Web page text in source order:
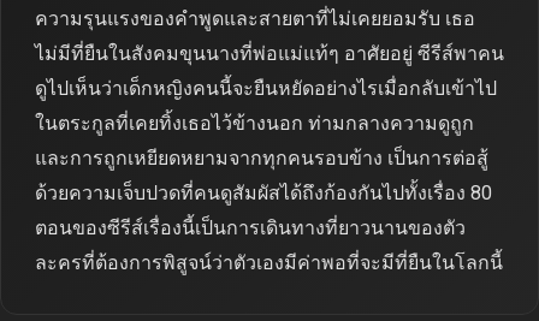
ความรุนแรงของคำพูดและสายตาที่ไม่เคยยอมรับ เธอ
ไม่มีที่ยืนในสังคมขุนนางที่พ่อแม่แท้ๆ อาศัยอยู่ ซีรีส์พาคน
ดูไปเห็นว่าเด็กหญิงคนนี้จะยืนหยัดอย่างไรเมื่อกลับเข้าไป
ในตระกูลที่เคยทิ้งเธอไว้ข้างนอก ท่ามกลางความดูถูก
และการถูกเหยียดหยามจากทุกคนรอบข้าง เป็นการต่อสู้
ด้วยความเจ็บปวดที่คนดูสัมผัสได้ถึงก้องกันไปทั้งเรื่อง 80
ตอนของซีรีส์เรื่องนี้เป็นการเดินทางที่ยาวนานของตัว
ละครที่ต้องการพิสูจน์ว่าตัวเองมีค่าพอที่จะมีที่ยืนในโลกนี้